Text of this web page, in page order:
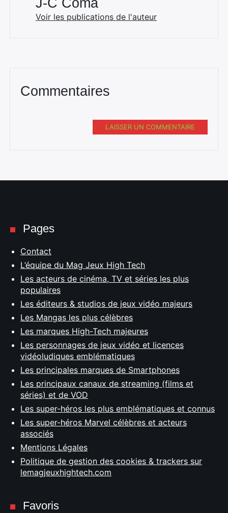
J-C Coma
Voir les publications de l'auteur
Commentaires
LAISSER UN COMMENTAIRE
Pages
Contact
L’équipe du Mag Jeux High Tech
Les acteurs de cinéma, TV et séries les plus
populaires
Les éditeurs & studios de jeux vidéo majeurs
Les Mangas les plus célèbres
Les marques High-Tech majeures
Les personnages de jeux vidéo et licences
vidéoludiques emblématiques
Les principales marques de Smartphones
Les principaux canaux de streaming (films et
séries) et de VOD
Les super-héros les plus emblématiques et connus
Les super-héros Marvel célèbres et acteurs
associés
Mentions Légales
Politique de gestion des cookies & trackers sur
lemagjeuxhightech.com
Favoris